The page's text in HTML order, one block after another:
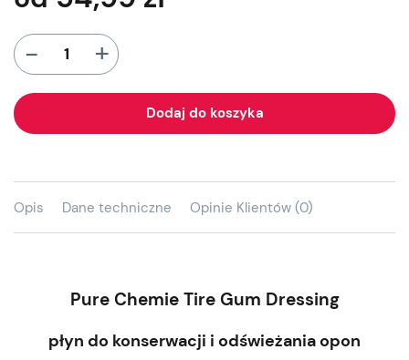
- +
Dodaj do koszyka
Opis Dane techniczne Opinie Klientów (0)
Pure Chemie Tire Gum Dressing
płyn do konserwacji i odświeżania opon